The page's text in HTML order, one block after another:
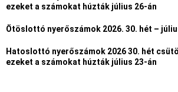
ezeket a számokat húzták július 26-án
Ötöslottó nyerőszámok 2026. 30. hét –
Hatoslottó nyerőszámok 2026 30. hét
ezeket a számokat húzták július 23-án